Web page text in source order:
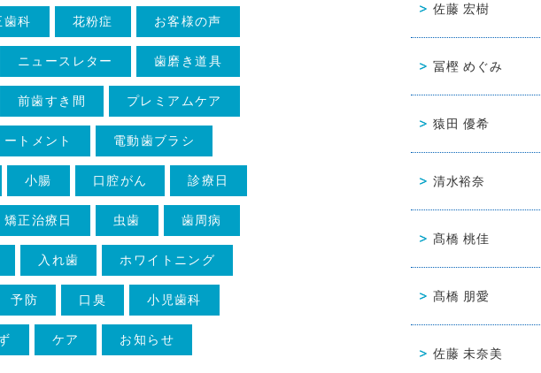
歯科 花粉症 お客様の声
ニュースレター 歯磨き道具
前歯すき間 プレミアムケア
トメント 電動歯ブラシ
小腸 口腔がん 診療日
矯正治療日 虫歯 歯周病
入れ歯 ホワイトニング
予防 口臭 小児歯科
ケア お知らせ
佐藤 宏樹
冨樫 めぐみ
猿田 優希
清水裕奈
髙橋 桃佳
髙橋 朋愛
佐藤 未奈美